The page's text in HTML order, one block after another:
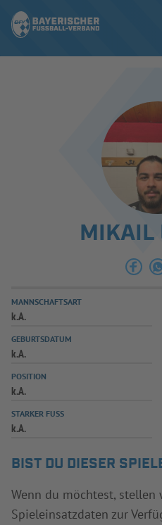
ERGEBNISSE &
SPIELBETRIEB &
AUSBILDUNG & FÖRDERUNG
MIKAIL
MANNSCHAFTSART
k.A.
GEBURTSDATUM
k.A.
POSITION
k.A.
STARKER FUSS
k.A.
BIST DU DIESER
Wenn du möchtest,
Spieleinsatzdaten zur